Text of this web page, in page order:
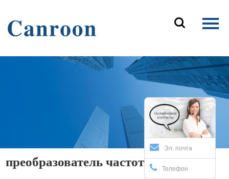

Продукция
Эл. почта
Телефон
преобразователь частоты цена